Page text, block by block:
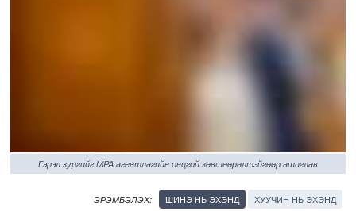
Гэрэл зургийг MPA агентлагийн онцгой зөвшөөрөлтэйгөөр ашиглав
ЭРЭМБЭЛЭХ: ШИНЭ НЬ ЭХЭНД ХУУЧИН НЬ ЭХЭНД